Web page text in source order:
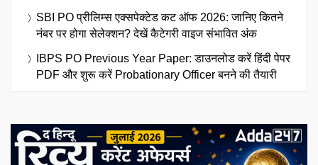
SBI PO प्रीलिम्स एक्सपेक्टेड कट ऑफ 2026: जानिए कितने
नंबर पर होगा सेलेक्शन? देखें कैटेगरी वाइज संभावित अंक
IBPS PO Previous Year Paper: डाउनलोड करें हिंदी पेपर
PDF और शुरू करें Probationary Officer बनने की तैयारी